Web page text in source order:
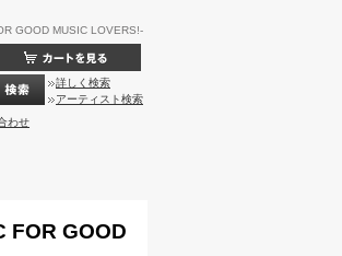
GOOD MUSIC LOVERS!-
詳しく検索
アーティスト検索
わせ
FOR GOOD